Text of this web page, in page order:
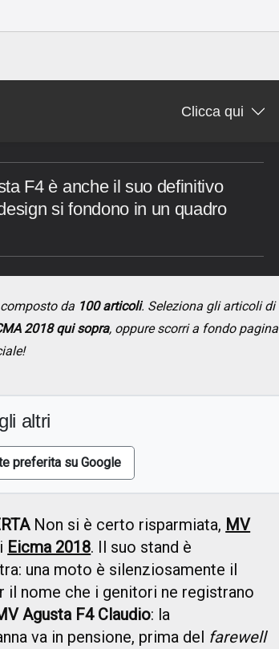
Clicca qui
F4 è anche il suo definitivo
si fondono in un quadro
da 100 articoli. Seleziona gli articoli di
2018 qui sopra, oppure scorri a fondo pagina
altri
preferita su Google
Non si è certo risparmiata, MV
Eicma 2018. Il suo stand è
una moto è silenziosamente il
il nome che i genitori ne registrano
Agusta F4 Claudio: la
va in pensione, prima del farewell